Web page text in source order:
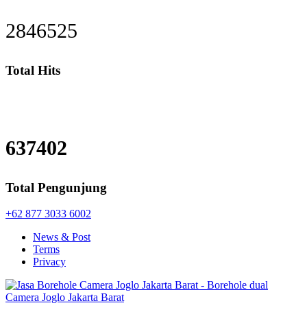
2846525
Total Hits
637402
Total Pengunjung
+62 877 3033 6002
News & Post
Terms
Privacy